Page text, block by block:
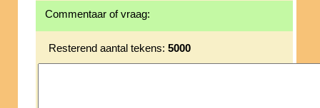
Commentaar of vraag:
Resterend aantal tekens: 5000